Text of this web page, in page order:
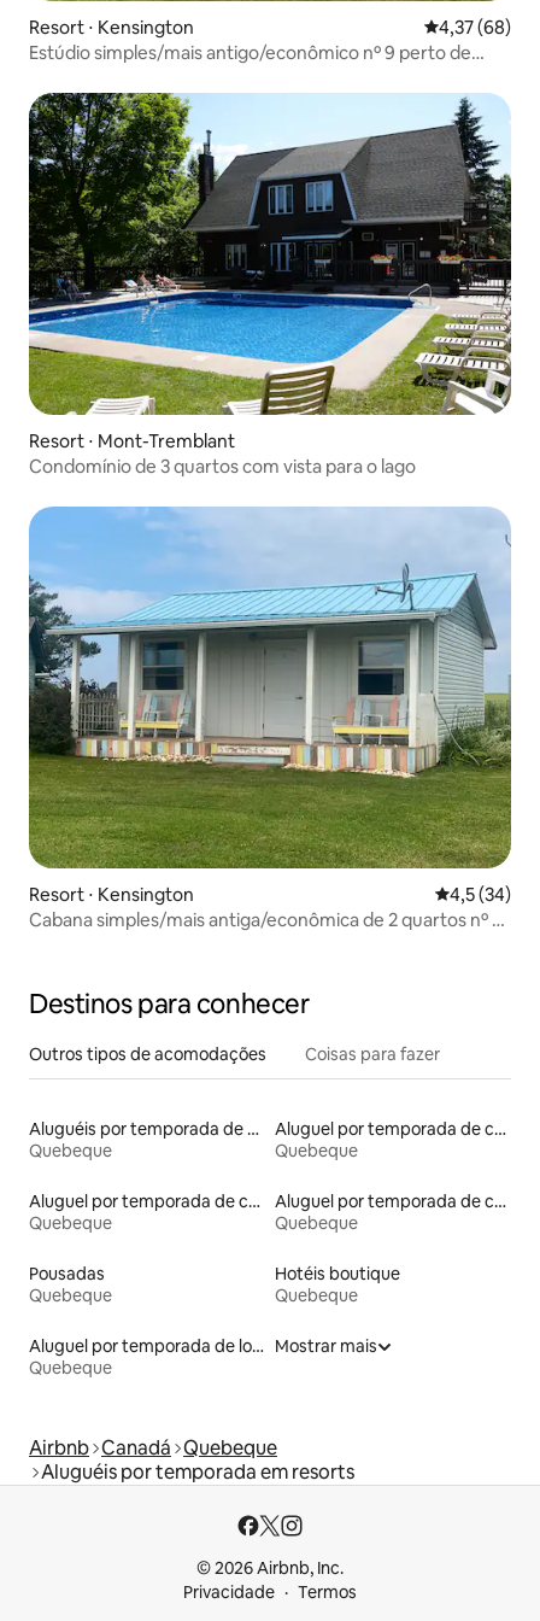
Resort ⋅ Kensington 4,37 de uma
4,37 (68)
Estúdio simples/mais antigo/econômico nº 9 perto de
Resort ⋅ Mont-Tremblant
Condomínio de 3 quartos com vista para o lago
Resort ⋅ Kensington 4,5 de uma
4,5 (34)
Cabana simples/mais antiga/econômica de 2 quartos nº 5
Destinos para conhecer
Outros tipos de acomodações Coisas para fazer
Aluguéis por temporada de celeiros
Quebeque
Aluguel por temporada de contêineres
Quebeque
Aluguel por temporada de casas na árvore
Quebeque
Aluguel por temporada de casas arredondadas
Quebeque
Pousadas
Quebeque
Hotéis boutique
Quebeque
Aluguel por temporada de lofts
Quebeque
Mostrar mais
Airbnb Canadá Quebeque
Aluguéis por temporada em resorts
© 2026 Airbnb, Inc.
Privacidade
Termos